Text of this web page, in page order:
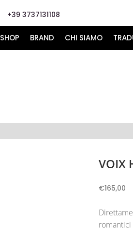
+39 3737131108
SHOP BRAND CHI SIAMO
VOIX
€165,00